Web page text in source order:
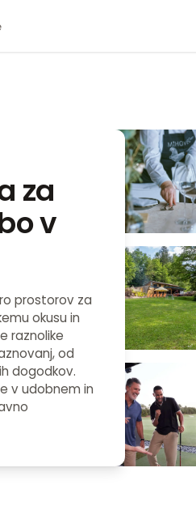
za
v
prostorov za
okusu in
raznolike
od
dogodkov.
v udobnem in